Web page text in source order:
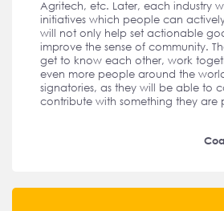
Agritech, etc. Later, each industry
initiatives which people can
will not only help set actionable
improve the sense of community.
get to know each other, work
even more people around the
signatories, as they will be able to
contribute with something they are